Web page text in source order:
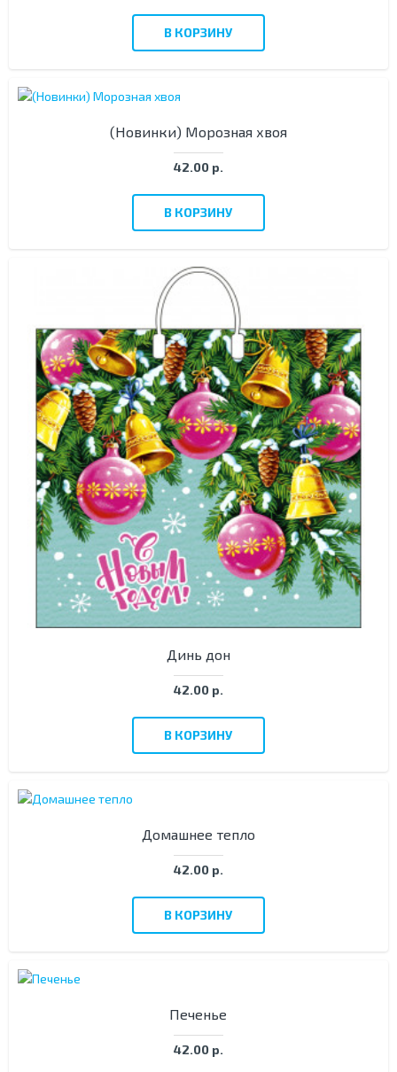
В КОРЗИНУ
(Новинки) Морозная хвоя
42.00 р.
В КОРЗИНУ
Динь дон
42.00 р.
В КОРЗИНУ
Домашнее тепло
42.00 р.
В КОРЗИНУ
Печенье
42.00 р.